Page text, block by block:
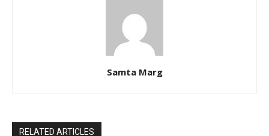
Samta Marg
RELATED ARTICLES